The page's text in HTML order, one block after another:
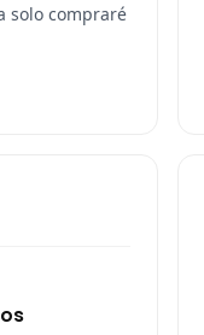
solo compraré